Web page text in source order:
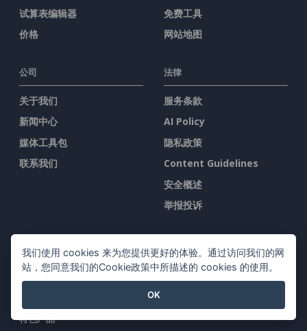
试算表编辑器
价格
免费工具
网站地图
公司
关于我们
新闻中心
媒体工具包
联系我们
法律
服务条款
AI Policy
隐私政策
Content Guidelines
安全概述
举报投诉
特色产品
我们使用 cookies 来为您提供更好的体验。通过访问我们的网
站，您同意我们的Cookie政策中所描述的 cookies 的使用。
OK